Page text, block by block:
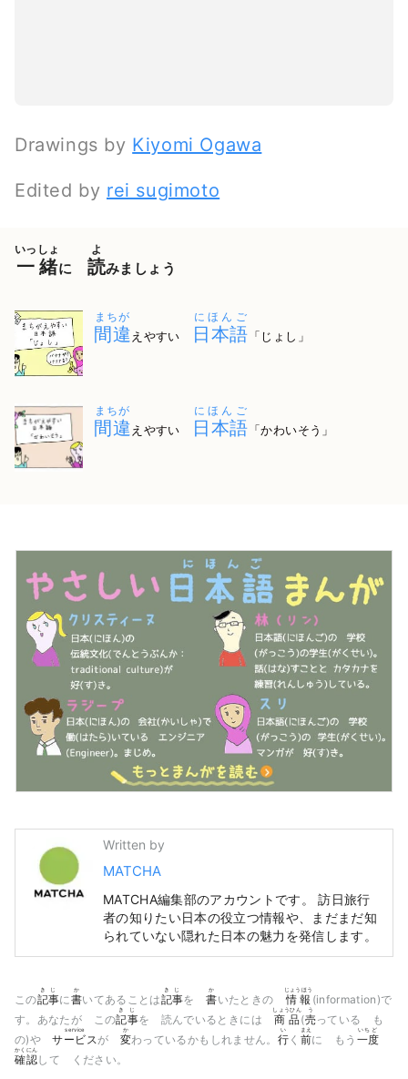
Drawings by Kiyomi Ogawa
Edited by rei sugimoto
一緒
いっしょ
に 読
よ
みましょう
間違
まちが
えやすい 日本語
にほんご
「じょし」
間違
まちが
えやすい 日本語
にほんご
「かわいそう」
Written by
MATCHA
MATCHA編集部のアカウントです。 訪日旅行
者の知りたい日本の役立つ情報や、まだまだ知
られていない隠れた日本の魅力を発信します。
この記事
きじ
に書
か
いてあることは記事
きじ
を書
か
いたときの 情報
じょうほう
(information)で
す。あなたが この記事
きじ
を 読んでいるときには 商品
しょうひん
(売
う
っている も
の)やサービス
service
が 変
か
わっているかもしれません。 行
い
く 前
まえ
に もう 一度
いちど
確認
かくにん
して ください。